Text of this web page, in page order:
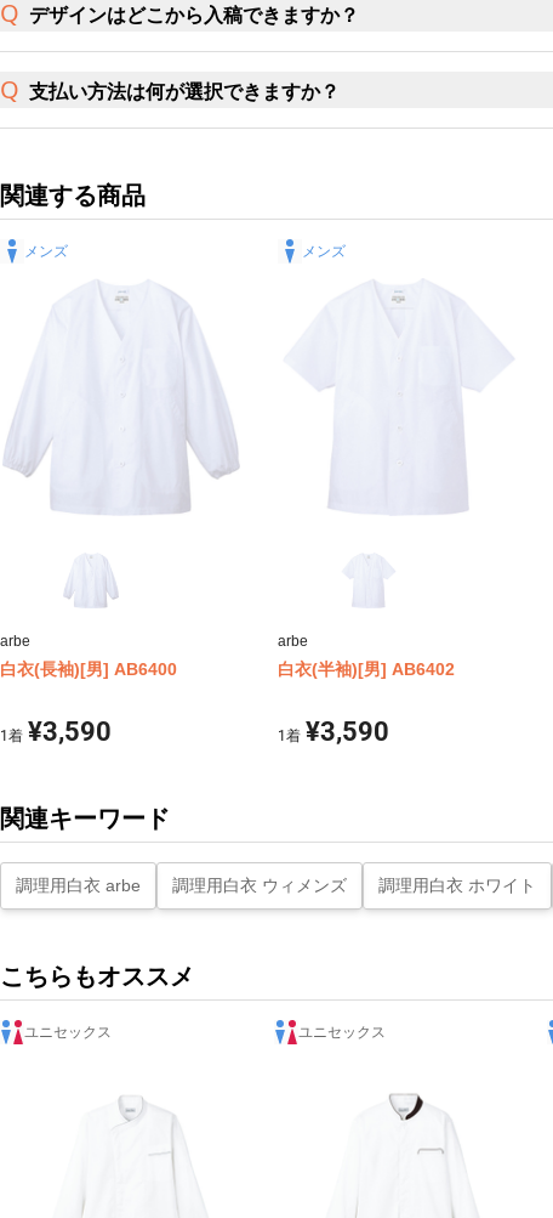
デザインはどこから入稿できますか？
支払い方法は何が選択できますか？
関連する商品
メンズ
arbe
白衣(長袖)[男] AB6400
1 着 ¥3,590
メンズ
arbe
白衣(半袖)[男] AB6402
1 着 ¥3,590
関連キーワード
調理用白衣 arbe 調理用白衣 ウィメンズ 調理用白衣 ホワイト
こちらもオススメ
ユニセックス ユニセックス